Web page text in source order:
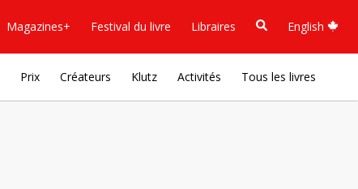
Magazines+ Festival du livre Libraires English
Prix Créateurs Klutz Activités Tous les livres